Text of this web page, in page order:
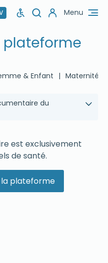
Menu
plateforme
& Enfant | Maternité
du
est exclusivement
de santé.
plateforme